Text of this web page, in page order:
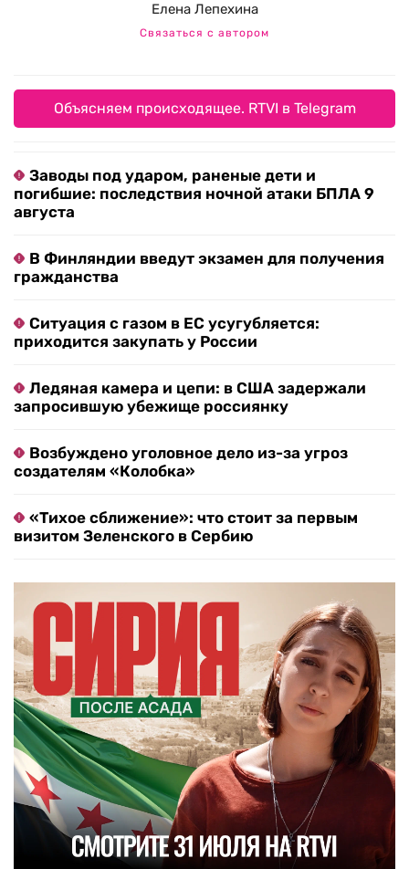
Елена Лепехина
Связаться с автором
Объясняем происходящее. RTVI в Telegram
Заводы под ударом, раненые дети и
погибшие: последствия ночной атаки БПЛА 9
августа
В Финляндии введут экзамен для получения
гражданства
Ситуация с газом в ЕС усугубляется:
приходится закупать у России
Ледяная камера и цепи: в США задержали
запросившую убежище россиянку
Возбуждено уголовное дело из-за угроз
создателям «Колобка»
«Тихое сближение»: что стоит за первым
визитом Зеленского в Сербию